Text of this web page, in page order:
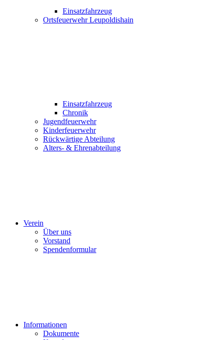
Einsatzfahrzeug
Ortsfeuerwehr Leupoldishain
Einsatzfahrzeug
Chronik
Jugendfeuerwehr
Kinderfeuerwehr
Rückwärtige Abteilung
Alters- & Ehrenabteilung
Verein
Über uns
Vorstand
Spendenformular
Informationen
Dokumente